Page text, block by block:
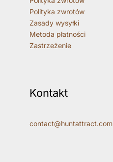
Polityka zwrotów
Zasady wysyłki
Metoda płatności
Zastrzeżenie
Kontakt
contact@huntattract.com